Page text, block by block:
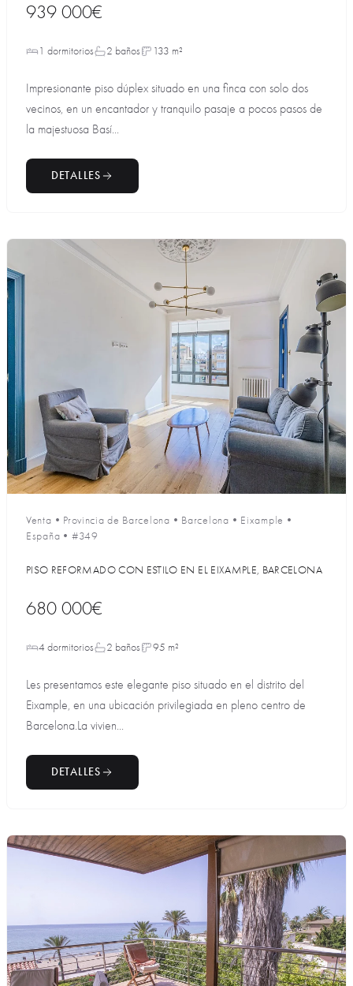
939 000€
1 dormitorios 2 baños 133 m²
Impresionante piso dúplex situado en una finca con solo dos
vecinos, en un encantador y tranquilo pasaje a pocos pasos de
la majestuosa Basí...
DETALLES
Venta • Provincia de Barcelona • Barcelona • Eixample •
España • #349
PISO REFORMADO CON ESTILO EN EL EIXAMPLE, BARCELONA
680 000€
4 dormitorios 2 baños 95 m²
Les presentamos este elegante piso situado en el distrito del
Eixample, en una ubicación privilegiada en pleno centro de
Barcelona.La vivien...
DETALLES